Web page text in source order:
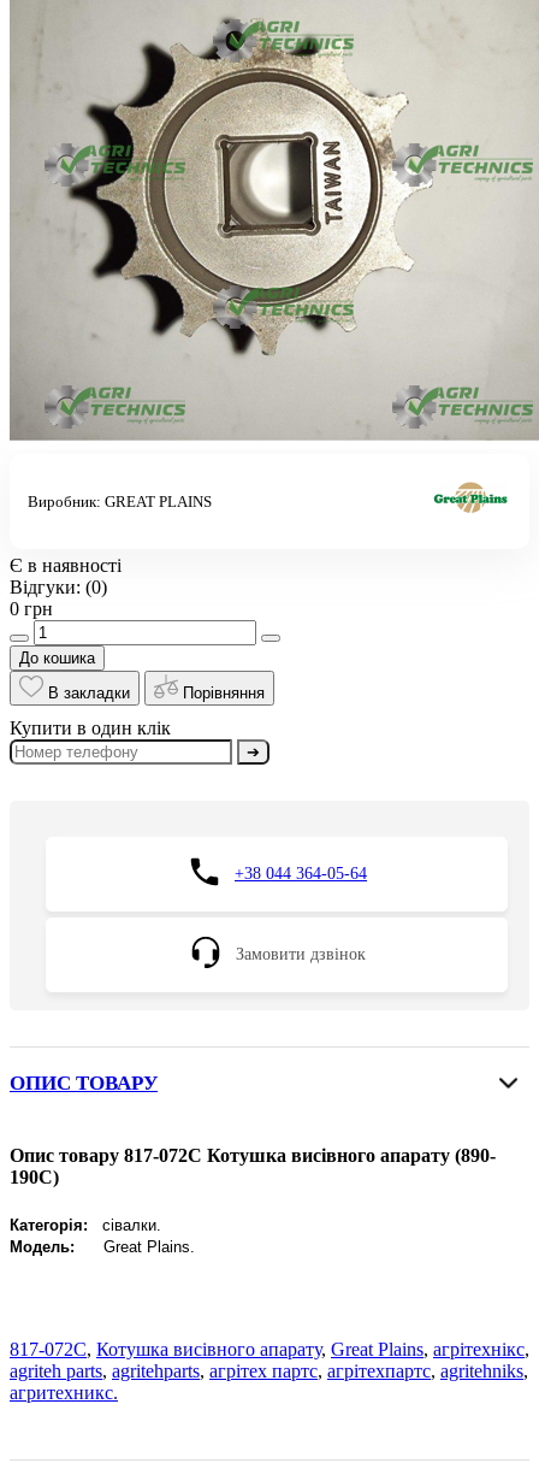
Виробник: GREAT PLAINS
Є в наявності
Відгуки: (0)
0 грн
До кошика
В закладки
Порівняння
Купити в один клік
➔
+38 044 364-05-64
Замовити дзвінок
ОПИС ТОВАРУ
Опис товару 817-072C Котушка висівного апарату (890-
190C)
Категорія: сівалки.
Модель: Great Plains.
817-072C, Котушка висівного апарату, Great Plains, агрітехнікс,
agriteh parts, agritehparts, агрітех партс, агрітехпартс, agritehniks,
агритехникс.